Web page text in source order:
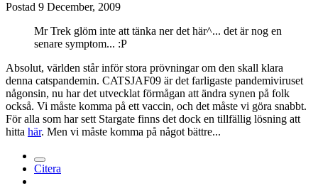
Postad 9 December, 2009
Mr Trek glöm inte att tänka ner det här^... det är nog en
senare symptom... :P
Absolut, världen står inför stora prövningar om den skall klara
denna catspandemin. CATSJAF09 är det farligaste pandemiviruset
någonsin, nu har det utvecklat förmågan att ändra synen på folk
också. Vi måste komma på ett vaccin, och det måste vi göra snabbt.
För alla som har sett Stargate finns det dock en tillfällig lösning att
hitta här. Men vi måste komma på något bättre...
Citera